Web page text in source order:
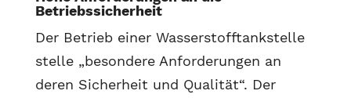
Betriebssicherheit
Der Betrieb einer Wasserstofftankstelle
stelle „besondere Anforderungen an
deren Sicherheit und Qualität“. Der